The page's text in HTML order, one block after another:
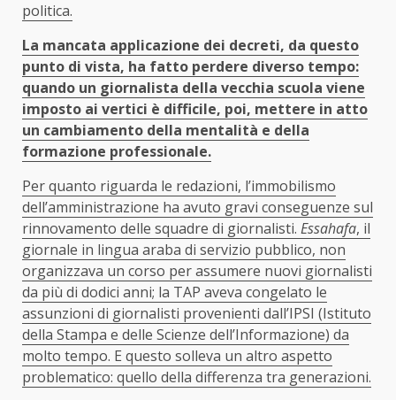
politica.
La mancata applicazione dei decreti, da questo
punto di vista, ha fatto perdere diverso tempo:
quando un giornalista della vecchia scuola viene
imposto ai vertici è difficile, poi, mettere in atto
un cambiamento della mentalità e della
formazione professionale.
Per quanto riguarda le redazioni, l’immobilismo
dell’amministrazione ha avuto gravi conseguenze sul
rinnovamento delle squadre di giornalisti. Essahafa, il
giornale in lingua araba di servizio pubblico, non
organizzava un corso per assumere nuovi giornalisti
da più di dodici anni; la TAP aveva congelato le
assunzioni di giornalisti provenienti dall’IPSI (Istituto
della Stampa e delle Scienze dell’Informazione) da
molto tempo. E questo solleva un altro aspetto
problematico: quello della differenza tra generazioni.